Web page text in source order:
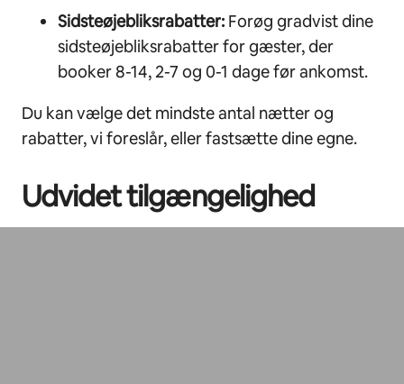
Sidsteøjebliksrabatter: Forøg gradvist dine
sidsteøjebliksrabatter for gæster, der
booker 8-14, 2-7 og 0-1 dage før ankomst.
Du kan vælge det mindste antal nætter og
rabatter, vi foreslår, eller fastsætte dine egne.
Udvidet tilgængelighed